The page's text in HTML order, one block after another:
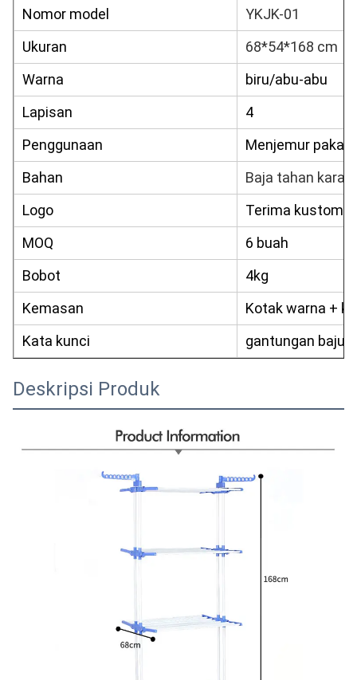
Nomor model
YKJK-01
Ukuran
68*54*168 cm
Warna
biru/abu-abu
Lapisan
4
Penggunaan
Menjemur
Bahan
Baja tahan karat
Logo
Terima
MOQ
6 buah
Bobot
4kg
Kemasan
Kotak warna +
Kata kunci
gantungan baju
Deskripsi Produk